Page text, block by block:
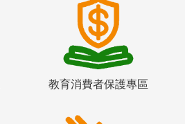
教育消費者保護專區